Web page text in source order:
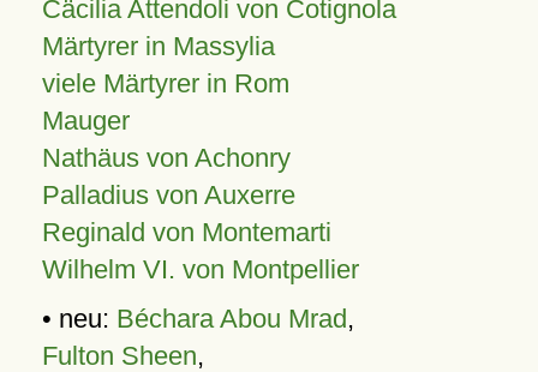
Cäcilia Attendoli von Cotignola
Märtyrer in Massylia
viele Märtyrer in Rom
Mauger
Nathäus von Achonry
Palladius von Auxerre
Reginald von Montemarti
Wilhelm VI. von Montpellier
• neu: Béchara Abou Mrad,
Fulton Sheen,